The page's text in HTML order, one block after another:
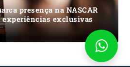
presença na NASCAR
experiências exclusivas